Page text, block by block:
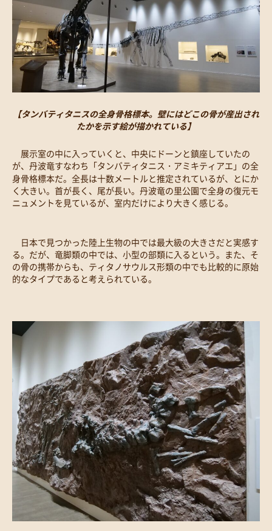
【タンバティタニスの全身骨格標本。壁にはどこの骨が産出され
たかを示す絵が描かれている】
展示室の中に入っていくと、中央にドーンと鎮座していたの
が、丹波竜すなわち「タンバティタニス・アミキティアエ」の全
身骨格標本だ。全長は十数メートルと推定されているが、とにか
く大きい。首が長く、尾が長い。丹波竜の里公園で全身の復元モ
ニュメントを見ているが、室内だけにより大きく感じる。
日本で見つかった陸上生物の中では最大級の大きさだと実感す
る。だが、竜脚類の中では、小型の部類に入るという。また、そ
の骨の携帯からも、ティタノサウルス形類の中でも比較的に原始
的なタイプであると考えられている。